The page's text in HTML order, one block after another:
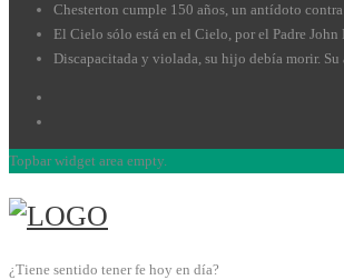
Chesterton cumple 150 años, un antídoto
El Cielo sólo está en el Cielo, por el Padre
Discapacitada y violada, su hijo debía morir. Su
Topbar widget area empty.
¿Tiene sentido tener fe hoy en día?